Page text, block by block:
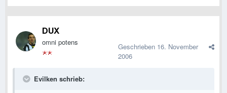
DUX
omni potens Geschrieben 16. November
2006
Evilken schrieb: